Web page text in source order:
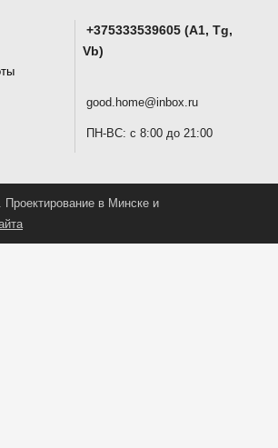
+375333539605 (A1, Tg,
Vb)
good.home@inbox.ru
ПН-ВС: с 8:00 до 21:00
в Минске и